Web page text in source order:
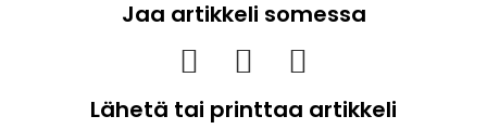
Jaa artikkeli somessa
Lähetä tai printtaa artikkeli